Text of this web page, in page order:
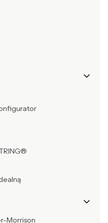
Morrison